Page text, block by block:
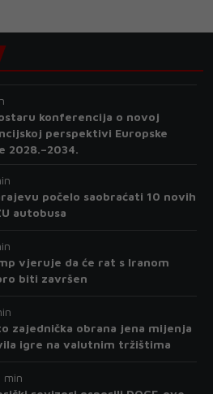
konferencija o novoj
perspektivi Europske
2028.–2034.
počelo saobraćati 10 novih
autobusa
vjeruje da će rat s Iranom
biti završen
zajednička obrana jena mijenja
igre na valutnim tržištima
min